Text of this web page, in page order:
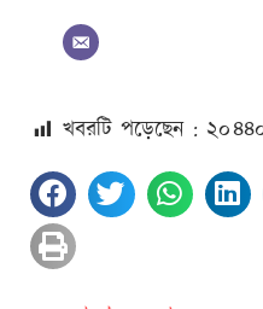
খবরটি পড়েছেন : ২০